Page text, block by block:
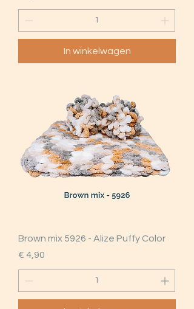
In winkelwagen
Brown mix 5926 - Alize Puffy Color
Prijs
€ 4,90